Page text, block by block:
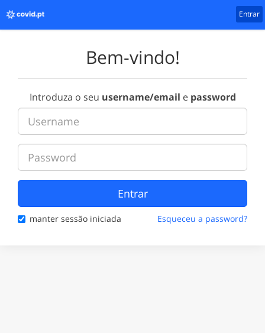
Entrar
Bem-vindo!
Introduza o seu username/email e password
Entrar
manter sessão iniciada Esqueceu a password?